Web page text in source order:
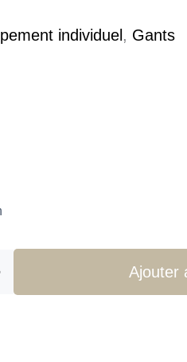
Ajouter
individuel , Gants